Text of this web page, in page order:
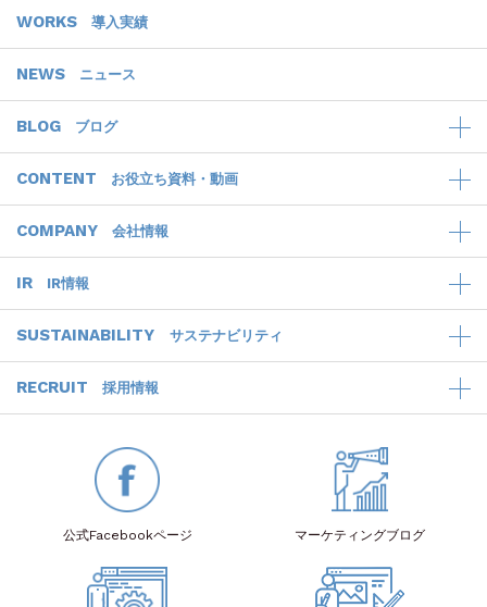
WORKS 導入実績
NEWS ニュース
BLOG ブログ
CONTENT お役立ち資料・動画
COMPANY 会社情報
IR IR情報
SUSTAINABILITY サステナビリティ
RECRUIT 採用情報
公式Facebookページ マーケティングブログ